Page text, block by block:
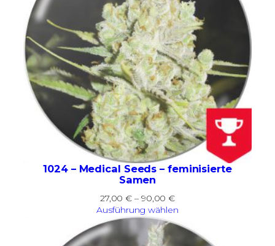
1024 – Medical Seeds – feminisierte
Samen
27,00€ – 90,00€Preisspanne:
27,00 €
bis
90,00 €
Ausführung wählen